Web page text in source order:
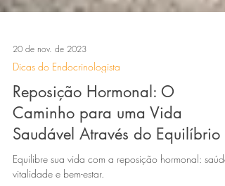
20 de nov. de 2023
Dicas do Endocrinologista
Reposição Hormonal: O